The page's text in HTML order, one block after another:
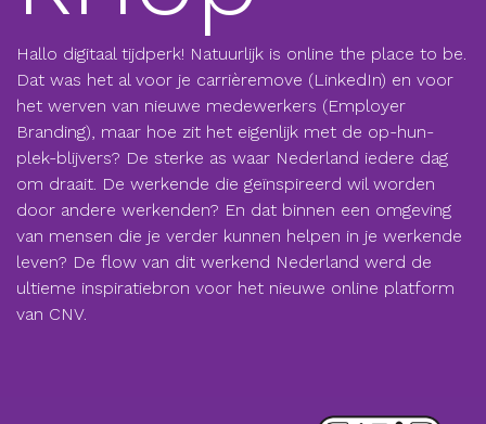
Hallo digitaal tijdperk! Natuurlijk is online the place to be.
Dat was het al voor je carrièremove (LinkedIn) en voor
het werven van nieuwe medewerkers (Employer
Branding), maar hoe zit het eigenlijk met de op-hun-
plek-blijvers? De sterke as waar Nederland iedere dag
om draait. De werkende die geïnspireerd wil worden
door andere werkenden? En dat binnen een omgeving
van mensen die je verder kunnen helpen in je werkende
leven? De flow van dit werkend Nederland werd de
ultieme inspiratiebron voor het nieuwe online platform
van CNV.